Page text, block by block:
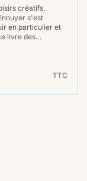
ou
haute
créatifs,
s'est
en particulier et
livre des…
TTC